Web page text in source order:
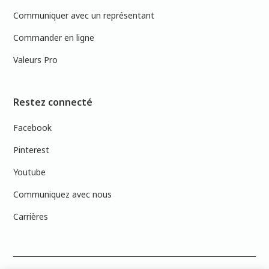
Communiquer avec un représentant
Commander en ligne
Valeurs Pro
Restez connecté
Facebook
Pinterest
Youtube
Communiquez avec nous
Carrières